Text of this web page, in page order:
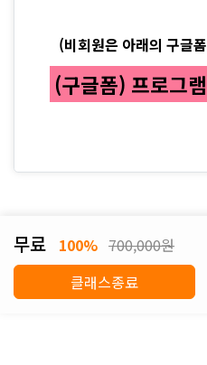
(비회원은 아래의 구글
(구글폼) 프로그
무료 100% 700,000원
클래스종료